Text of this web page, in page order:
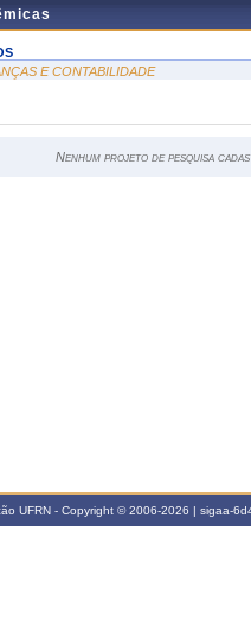
E CONTABILIDADE
Nenhum projeto de pesquisa
UFRN - Copyright © 2006-2026 | sigaa-